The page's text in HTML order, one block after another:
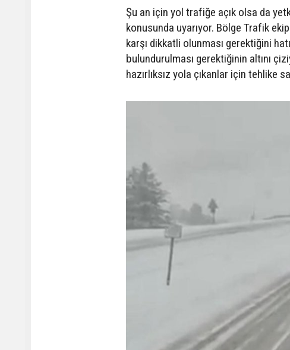
Şu an için yol trafiğe açık olsa da
konusunda uyarıyor. Bölge Trafik
karşı dikkatli olunması gerektiğini
bulundurulması gerektiğinin altını
hazırlıksız yola çıkanlar için tehlike